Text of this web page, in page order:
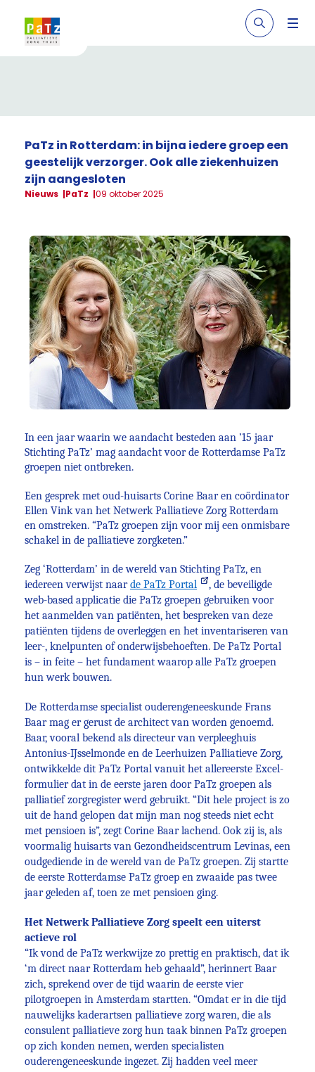
PaTz in Rotterdam: in bijna iedere groep een
geestelijk verzorger. Ook alle ziekenhuizen
zijn aangesloten
Nieuws PaTz 09 oktober 2025
In een jaar waarin we aandacht besteden aan ’15 jaar
Stichting PaTz’ mag aandacht voor de Rotterdamse PaTz
groepen niet ontbreken.
Een gesprek met oud-huisarts Corine Baar en coördinator
Ellen Vink van het Netwerk Palliatieve Zorg Rotterdam
en omstreken. “PaTz groepen zijn voor mij een onmisbare
schakel in de palliatieve zorgketen.”
Zeg ‘Rotterdam’ in de wereld van Stichting PaTz, en
iedereen verwijst naarde PaTz Portal
, de beveiligde
web-based applicatie die PaTz groepen gebruiken voor
het aanmelden van patiënten, het bespreken van deze
patiënten tijdens de overleggen en het inventariseren van
leer-, knelpunten of onderwijsbehoeften. De PaTz Portal
is – in feite – het fundament waarop alle PaTz groepen
hun werk bouwen.
De Rotterdamse specialist ouderengeneeskunde Frans
Baar mag er gerust de architect van worden genoemd.
Baar, vooral bekend als directeur van verpleeghuis
Antonius-IJsselmonde en de Leerhuizen Palliatieve Zorg,
ontwikkelde dit PaTz Portal vanuit het allereerste Excel-
formulier dat in de eerste jaren door PaTz groepen als
palliatief zorgregister werd gebruikt. “Dit hele project is zo
uit de hand gelopen dat mijn man nog steeds niet echt
met pensioen is”, zegt Corine Baar lachend. Ook zij is, als
voormalig huisarts van Gezondheidscentrum Levinas, een
oudgediende in de wereld van de PaTz groepen. Zij startte
de eerste Rotterdamse PaTz groep en zwaaide pas twee
jaar geleden af, toen ze met pensioen ging.
Het Netwerk Palliatieve Zorg speelt een uiterst
actieve rol
“Ik vond de PaTz werkwijze zo prettig en praktisch, dat ik
‘m direct naar Rotterdam heb gehaald”, herinnert Baar
zich, sprekend over de tijd waarin de eerste vier
pilotgroepen in Amsterdam startten. “Omdat er in die tijd
nauwelijks kaderartsen palliatieve zorg waren, die als
consulent palliatieve zorg hun taak binnen PaTz groepen
op zich konden nemen, werden specialisten
ouderengeneeskunde ingezet. Zij hadden veel meer